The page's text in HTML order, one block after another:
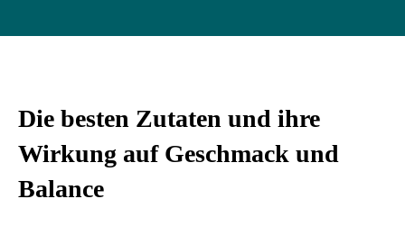
Die besten Zutaten und ihre
Wirkung auf Geschmack und
Balance